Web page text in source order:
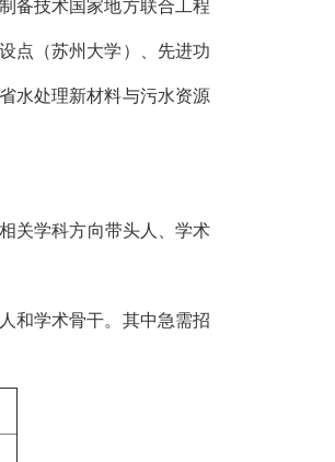
备技术国家地方联合工程
点（苏州大学）、先进功
水处理新材料与污水资源
相关学科方向带头人、学术
和学术骨干。其中急需招